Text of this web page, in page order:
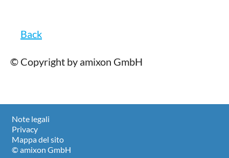
Back
© Copyright by amixon GmbH
Note legali
Privacy
Mappa del sito
© amixon GmbH